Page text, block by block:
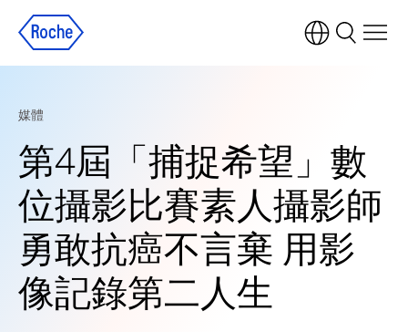
媒體
第4屆「捕捉希望」數
位攝影比賽素人攝影師
勇敢抗癌不言棄 用影
像記錄第二人生